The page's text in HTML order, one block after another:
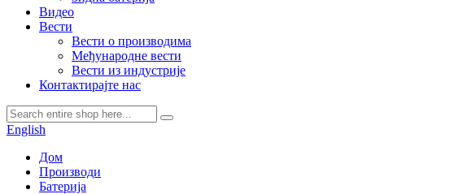
Видео
Вести
Вести о производима
Међународне вести
Вести из индустрије
Контактирајте нас
English
Дом
Производи
Батерија